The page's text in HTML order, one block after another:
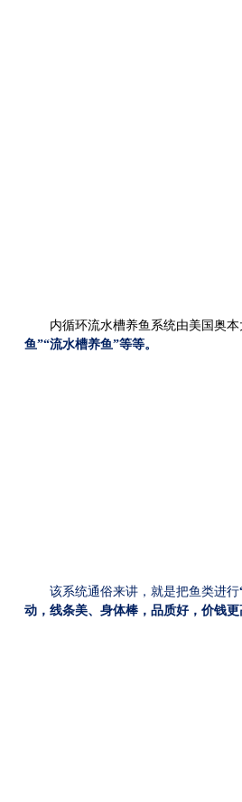
内循环流水槽养鱼系统由美国奥
鱼”“流水槽养鱼”等等。
该系统通俗来讲，就是把鱼类进行
动，线条美、身体棒，品质好，价钱更